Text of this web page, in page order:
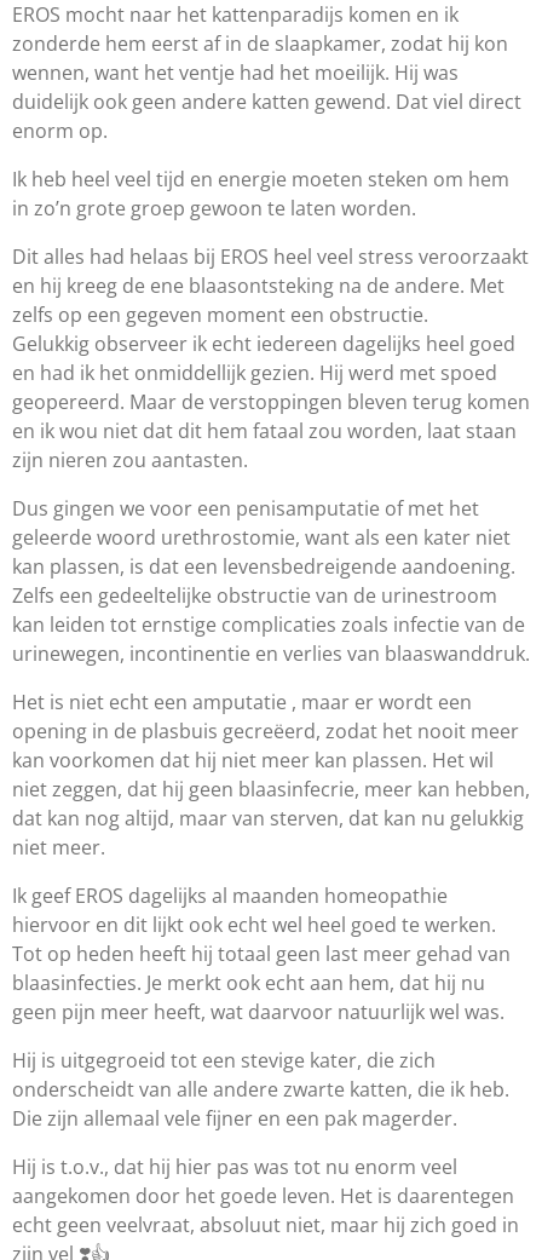
EROS mocht naar het kattenparadijs komen en ik
zonderde hem eerst af in de slaapkamer, zodat hij kon
wennen, want het ventje had het moeilijk. Hij was
duidelijk ook geen andere katten gewend. Dat viel direct
enorm op.
Ik heb heel veel tijd en energie moeten steken om hem
in zo’n grote groep gewoon te laten worden.
Dit alles had helaas bij EROS heel veel stress veroorzaakt
en hij kreeg de ene blaasontsteking na de andere. Met
zelfs op een gegeven moment een obstructie.
Gelukkig observeer ik echt iedereen dagelijks heel goed
en had ik het onmiddellijk gezien. Hij werd met spoed
geopereerd. Maar de verstoppingen bleven terug komen
en ik wou niet dat dit hem fataal zou worden, laat staan
zijn nieren zou aantasten.
Dus gingen we voor een penisamputatie of met het
geleerde woord urethrostomie, want als een kater niet
kan plassen, is dat een levensbedreigende aandoening.
Zelfs een gedeeltelijke obstructie van de urinestroom
kan leiden tot ernstige complicaties zoals infectie van de
urinewegen, incontinentie en verlies van blaaswanddruk.
Het is niet echt een amputatie , maar er wordt een
opening in de plasbuis gecreëerd, zodat het nooit meer
kan voorkomen dat hij niet meer kan plassen. Het wil
niet zeggen, dat hij geen blaasinfecrie, meer kan hebben,
dat kan nog altijd, maar van sterven, dat kan nu gelukkig
niet meer.
Ik geef EROS dagelijks al maanden homeopathie
hiervoor en dit lijkt ook echt wel heel goed te werken.
Tot op heden heeft hij totaal geen last meer gehad van
blaasinfecties. Je merkt ook echt aan hem, dat hij nu
geen pijn meer heeft, wat daarvoor natuurlijk wel was.
Hij is uitgegroeid tot een stevige kater, die zich
onderscheidt van alle andere zwarte katten, die ik heb.
Die zijn allemaal vele fijner en een pak magerder.
Hij is t.o.v., dat hij hier pas was tot nu enorm veel
aangekomen door het goede leven. Het is daarentegen
echt geen veelvraat, absoluut niet, maar hij zich goed in
zijn vel ❣️👍